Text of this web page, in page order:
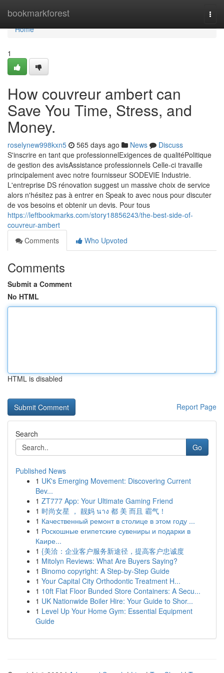
bookmarkforest
Home
Home
1
How couvreur ambert can
Save You Time, Stress, and
Money.
roselynew998kxn5 565 days ago News
Discuss
S'inscrire en tant que professionnelExigences de qualitéPolitique
de gestion des avisAssistance professionnels Celle-ci travaille
principalement avec notre fournisseur SODEVIE Industrie.
L'entreprise DS rénovation suggest un massive choix de service
alors n'hésitez pas à entrer en Speak to avec nous pour discuter
de vos besoins et obtenir un devis. Pour tous
https://leftbookmarks.com/story18856243/the-best-side-of-
couvreur-ambert
Comments
Who Upvoted
Comments
Submit a Comment
No HTML
HTML is disabled
Report Page
Search
Go
Published News
1 UK's Emerging Movement: Discovering Current
Bev...
1 ZT777 App: Your Ultimate Gaming Friend
1 时尚女星 ， 靓妈 นาง 都 美 而且 霸气！
1 Качественный ремонт в столице в этом году ...
1 Роскошные египетские сувениры и подарки в
Каире...
1 {美洽：企业客户服务新途径，提高客户忠诚度
1 Mitolyn Reviews: What Are Buyers Saying?
1 Binomo copyright: A Step-by-Step Guide
1 Your Capital City Orthodontic Treatment H...
1 10ft Flat Floor Bunded Store Containers: A Secu...
1 UK Nationwide Boiler Hire: Your Guide to Shor...
1 Level Up Your Home Gym: Essential Equipment
Guide